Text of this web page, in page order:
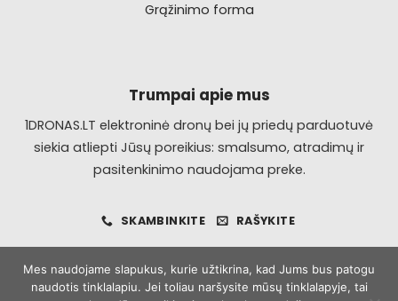
Grąžinimo forma
Trumpai apie mus
1DRONAS.LT elektroninė dronų bei jų priedų parduotuvė
siekia atliepti Jūsų poreikius: smalsumo, atradimų ir
pasitenkinimo naudojama preke.
SKAMBINKITE RAŠYKITE
Mes naudojame slapukus, kurie užtikrina, kad Jums bus patogu
naudotis tinklalapiu. Jei toliau naršysite mūsų tinklalapyje, tai